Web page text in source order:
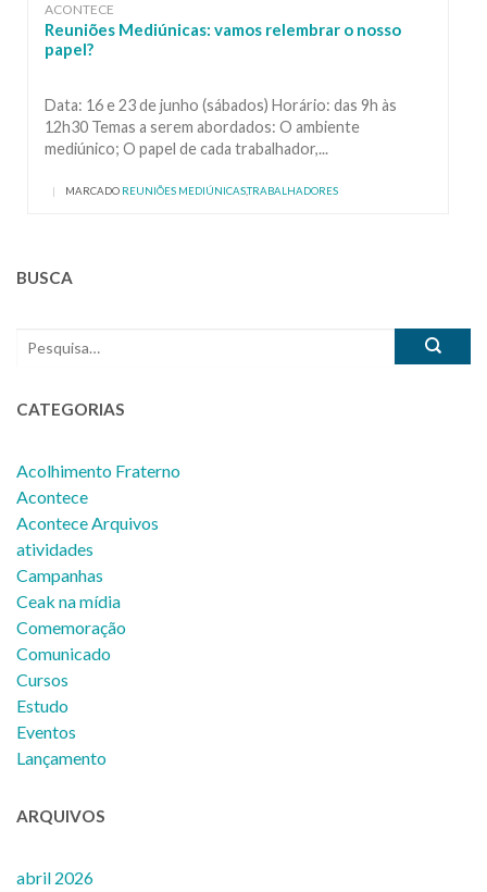
ACONTECE
Reuniões Mediúnicas: vamos relembrar o nosso
papel?
Data: 16 e 23 de junho (sábados) Horário: das 9h às
12h30 Temas a serem abordados: O ambiente
mediúnico; O papel de cada trabalhador,...
MARCADO REUNIÕES MEDIÚNICAS,TRABALHADORES
BUSCA
CATEGORIAS
Acolhimento Fraterno
Acontece
Acontece Arquivos
atividades
Campanhas
Ceak na mídia
Comemoração
Comunicado
Cursos
Estudo
Eventos
Lançamento
ARQUIVOS
abril 2026